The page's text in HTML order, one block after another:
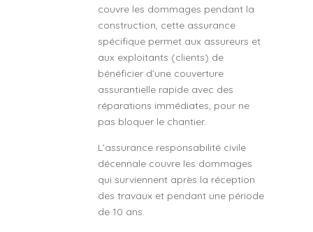
couvre les dommages pendant la
construction, cette assurance
spécifique permet aux assureurs et
aux exploitants (clients) de
bénéficier d’une couverture
assurantielle rapide avec des
réparations immédiates, pour ne
pas bloquer le chantier.
L’assurance responsabilité civile
décennale couvre les dommages
qui surviennent après la réception
des travaux et pendant une période
de 10 ans.